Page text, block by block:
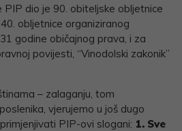
dio je 90. obiteljske obljetnice
obljetnice organiziranog
godine običajnog prava, i za
povijesti, “Vinodolski zakonik”
– zalaganju, tom
vjerujemo u još dugo
PIP-ovi slogani: 1. Sve